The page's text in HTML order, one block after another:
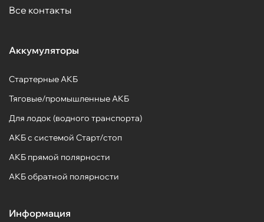
Все контакты
Аккумуляторы
Стартерные АКБ
Тяговые/промышленные АКБ
Для лодок (водного транспорта)
АКБ с системой Старт/стоп
АКБ прямой полярности
АКБ обратной полярности
Информация